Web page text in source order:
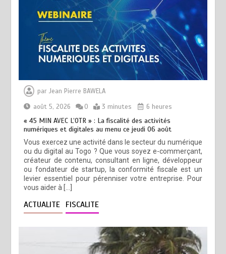
parJean Pierre BAWELA
août 5, 2026
0 3 minutes 6 heures
« 45 MIN AVEC L’OTR » : La fiscalité des activités
numériques et digitales au menu ce jeudi 06 août
Vous exercez une activité dans le secteur du numérique
ou du digital au Togo ? Que vous soyez e-commerçant,
créateur de contenu, consultant en ligne, développeur
ou fondateur de startup, la conformité fiscale est un
levier essentiel pour pérenniser votre entreprise. Pour
vous aider à […]
ACTUALITE FISCALITE